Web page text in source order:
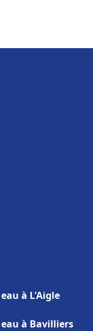
à L'Aigle
à Bavilliers